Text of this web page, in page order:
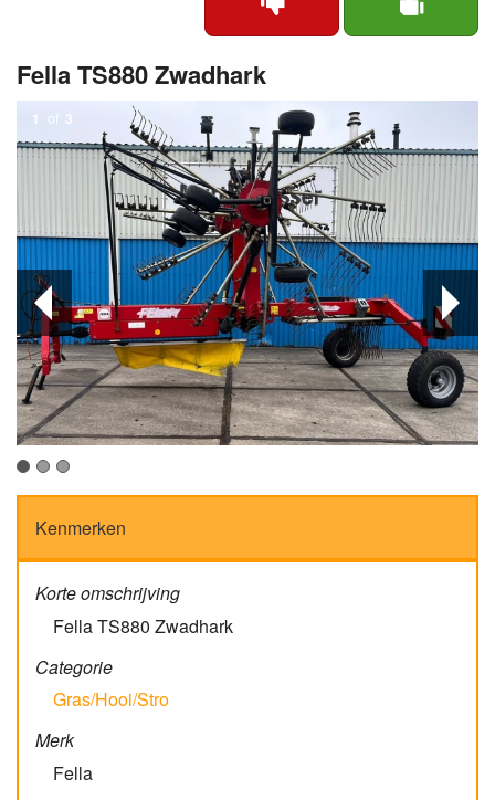
Fella TS880 Zwadhark
1 of 3
Kenmerken
Korte omschrijving
Fella TS880 Zwadhark
Categorie
Gras/Hooi/Stro
Merk
Fella